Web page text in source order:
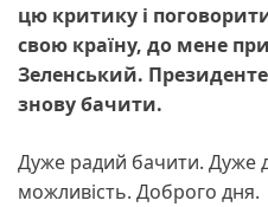
цю критику і
свою країну, до мене
Зеленський.
знову бачити.
Дуже радий бачити. Дуже
можливість. Доброго дня.